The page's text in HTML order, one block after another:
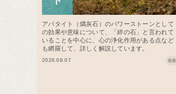
アパタイト（燐灰石）のパワーストーンとして
の効果や意味について、「絆の石」と言われて
いることを中心に、心の浄化作用がある点など
も網羅して、詳しく解説しています。
2026.08.07 岩座